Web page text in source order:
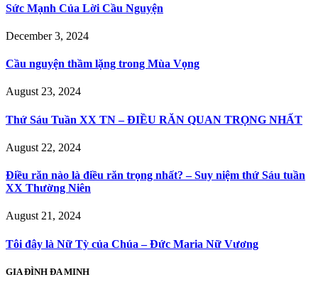
Sức Mạnh Của Lời Cầu Nguyện
December 3, 2024
Cầu nguyện thầm lặng trong Mùa Vọng
August 23, 2024
Thứ Sáu Tuần XX TN – ĐIỀU RĂN QUAN TRỌNG NHẤT
August 22, 2024
Điều răn nào là điều răn trọng nhất? – Suy niệm thứ Sáu tuần
XX Thường Niên
August 21, 2024
Tôi đây là Nữ Tỳ của Chúa – Đức Maria Nữ Vương
GIA ĐÌNH ĐA MINH